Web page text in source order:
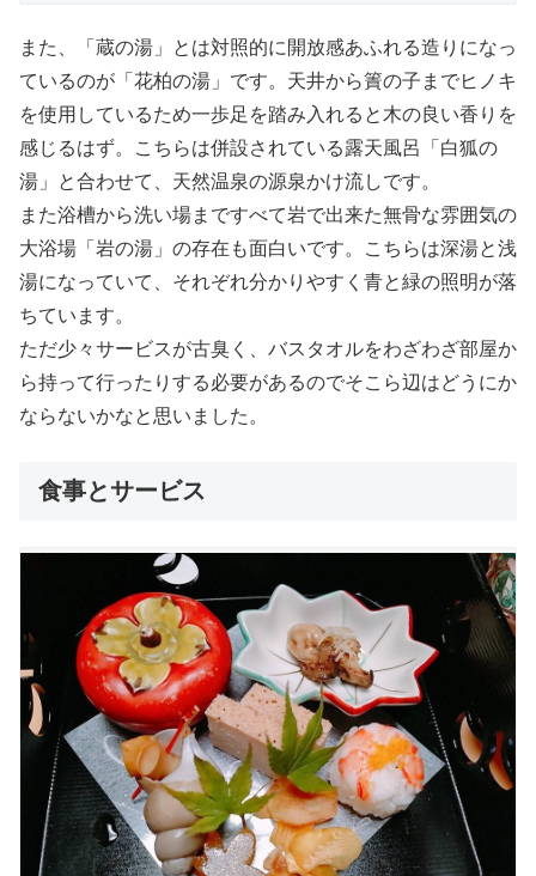
また、「蔵の湯」とは対照的に開放感あふれる造りになっ
ているのが「花柏の湯」です。天井から簀の子までヒノキ
を使用しているため一歩足を踏み入れると木の良い香りを
感じるはず。こちらは併設されている露天風呂「白狐の
湯」と合わせて、天然温泉の源泉かけ流しです。
また浴槽から洗い場まですべて岩で出来た無骨な雰囲気の
大浴場「岩の湯」の存在も面白いです。こちらは深湯と浅
湯になっていて、それぞれ分かりやすく青と緑の照明が落
ちています。
ただ少々サービスが古臭く、バスタオルをわざわざ部屋か
ら持って行ったりする必要があるのでそこら辺はどうにか
ならないかなと思いました。
食事とサービス